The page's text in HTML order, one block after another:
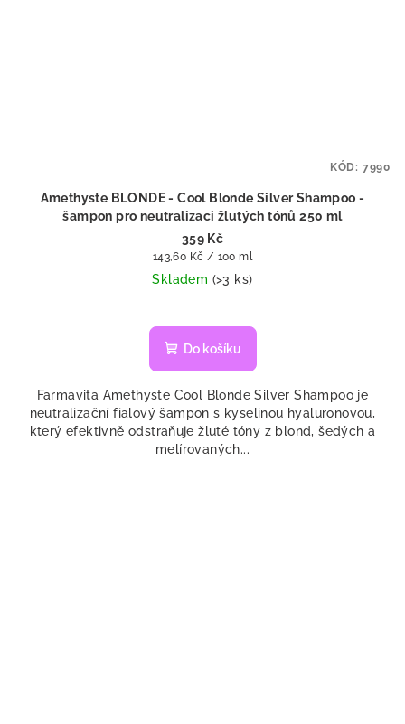
Amethyste BLONDE - Cool Blonde Silver Shampoo -
šampon pro neutralizaci žlutých tónů 250 ml
359 Kč
Měrná
cena:
143,60 Kč / 100 ml
Skladem (>3 ks)
Do košíku
Farmavita Amethyste Cool Blonde Silver Shampoo je
neutralizační fialový šampon s kyselinou hyaluronovou,
který efektivně odstraňuje žluté tóny z blond, šedých a
melírovaných...
KÓD: 7990